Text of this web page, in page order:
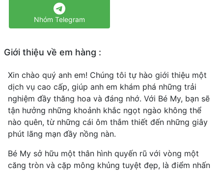
Nhóm Telegram
Giới thiệu về em hàng :
Xin chào quý anh em! Chúng tôi tự hào giới thiệu một
dịch vụ cao cấp, giúp anh em khám phá những trải
nghiệm đầy thăng hoa và đáng nhớ. Với Bé My, bạn sẽ
tận hưởng những khoảnh khắc ngọt ngào không thể
nào quên, từ những cái ôm thắm thiết đến những giây
phút lãng mạn đầy nồng nàn.
Bé My sở hữu một thân hình quyến rũ với vòng một
căng tròn và cặp mông khủng tuyệt đẹp, là điểm nhấn